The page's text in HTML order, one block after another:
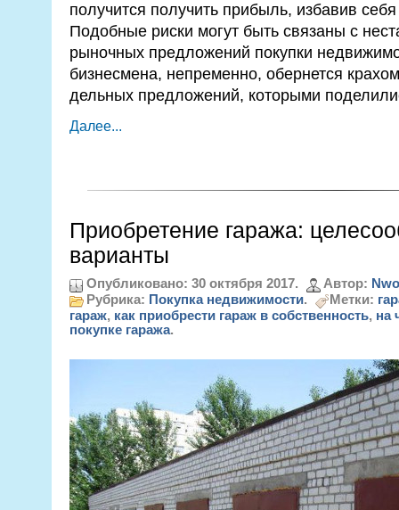
получится получить прибыль, избавив
Подобные риски могут быть связаны с
рыночных предложений покупки
бизнесмена, непременно, обернется
дельных предложений, которыми
Далее...
Приобретение гаража:
варианты
Опубликовано: 30 октября 2017. Автор:
Рубрика: Покупка недвижимости. Метки:
гараж, как приобрести гараж в собственность, на
покупке гаража.